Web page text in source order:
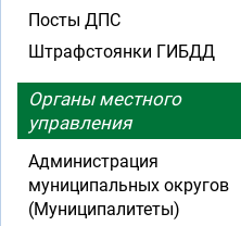
Посты ДПС
Штрафстоянки ГИБДД
Органы местного
управления
Администрация
муниципальных округов
(Муниципалитеты)